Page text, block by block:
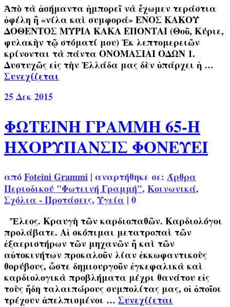
Ἀπὸ τὰ ἀσήμαντα ἠμπορεῖ νὰ ἔχωμεν τεράστια
ὀφέλη ἢ «νίλα καὶ συμφορά» ΕΝΟΣ ΚΑΚΟΥ
ΔΟΘΕΝΤΟΣ ΜΥΡΙΑ ΚΑΚΑ ΕΠΟΝΤΑΙ (Θοῦ, Κύριε,
φυλακὴν τῷ στόματί μου) Ἐκ λεπτομερειῶν
κρίνονται τὰ πάντα ΟΝΟΜΑΣΙΑΙ ΟΔΩΝ 1.
Δυστυχῶς εἰς τὴν Ἑλλάδα μας δὲν ὑπάρχει ἡ …
Συνεχίζεται
25Δεκ 2015
ΦΩΤΕΙΝΗ ΓΡΑΜΜΗ 65-Η
ΗΧΟΡΥΠΑΝΣΙΣ ΦΟΝΕΥΕΙ
απόFoteini Grammi | αναρτήθηκε σε: Άρθρα
Περιοδικού "Φωτεινή Γραμμή", Κοινωνικά,
Σχόλια - Προτάσεις, Υγεία | 0
Ἔλεος. Κραυγὴ τῶν καρδιοπαθῶν. Καρδιολόγοι
προλάβατε. Αἱ σκόπιμαι μετατροπαὶ τῶν
ἐξαεριστήρων τῶν μηχανῶν ἤ καὶ τῶν
αὐτοκινήτων προκαλοῦν λίαν ἐκκωφαντικοὺς
θορύβους, ὥστε δημιουργοῦν ἐγκεφαλικὰ καὶ
καρδιολογικὰ προβλήματα μέχρι θανάτου εἰς
τοὺς ἤδη ταλαιπώρους συμπολίτας μας, οἱ ὁποῖοι
τρέχουν ἀπελπισμένοι … Συνεχίζεται